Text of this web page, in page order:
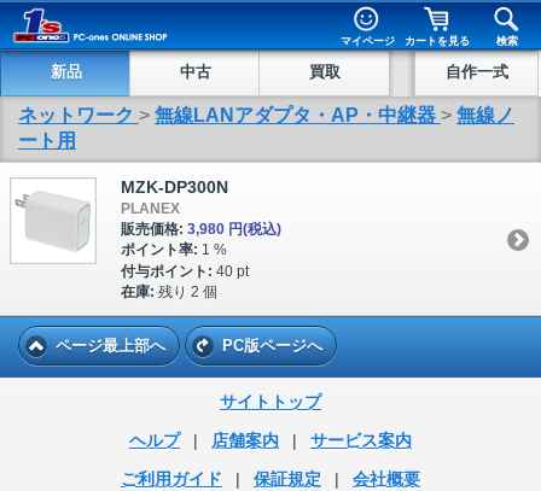
マイページ カートを見る 検索
新品 中古 買取 自作一式
ネットワーク > 無線LANアダプタ・AP・中継器 > 無線ノ
ート用
MZK-DP300N
PLANEX
販売価格: 3,980 円(税込)
ポイント率: 1 %
付与ポイント: 40 pt
在庫: 残り 2 個
ページ最上部へ PC版ページへ
サイトトップ
ヘルプ
| 店舗案内 |
サービス案内
ご利用ガイド
| 保証規定 |
会社概要